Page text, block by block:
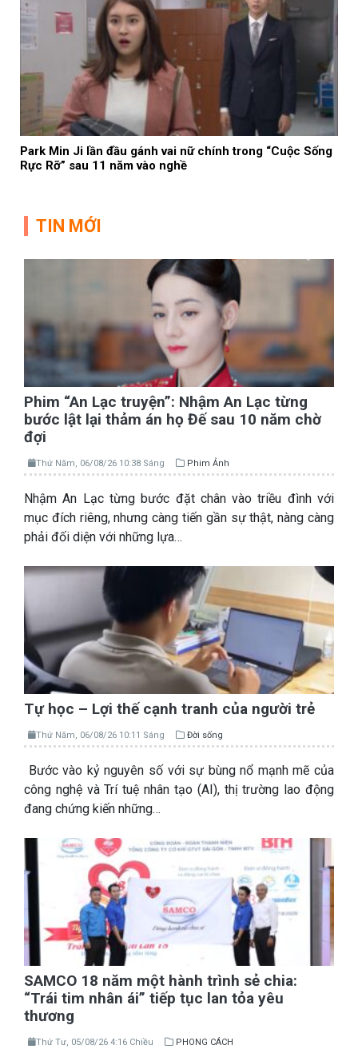
Park Min Ji lần đầu gánh vai nữ chính trong “Cuộc Sống
Rực Rỡ” sau 11 năm vào nghề
TIN MỚI
Phim “An Lạc truyện”: Nhậm An Lạc từng
bước lật lại thảm án họ Đế sau 10 năm chờ
đợi
Thứ Năm, 06/08/26 10:38 Sáng Phim Ảnh
Nhậm An Lạc từng bước đặt chân vào triều đình với
mục đích riêng, nhưng càng tiến gần sự thật, nàng càng
phải đối diện với những lựa…
Tự học – Lợi thế cạnh tranh của người trẻ
Thứ Năm, 06/08/26 10:11 Sáng Đời sống
Bước vào kỷ nguyên số với sự bùng nổ mạnh mẽ của
công nghệ và Trí tuệ nhân tạo (AI), thị trường lao động
đang chứng kiến những…
SAMCO 18 năm một hành trình sẻ chia:
“Trái tim nhân ái” tiếp tục lan tỏa yêu
thương
Thứ Tư, 05/08/26 4:16 Chiều PHONG CÁCH